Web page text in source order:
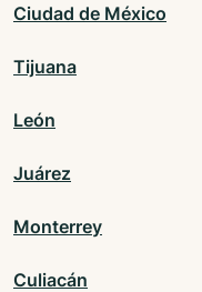
Ciudad de México
Tijuana
León
Juárez
Monterrey
Culiacán